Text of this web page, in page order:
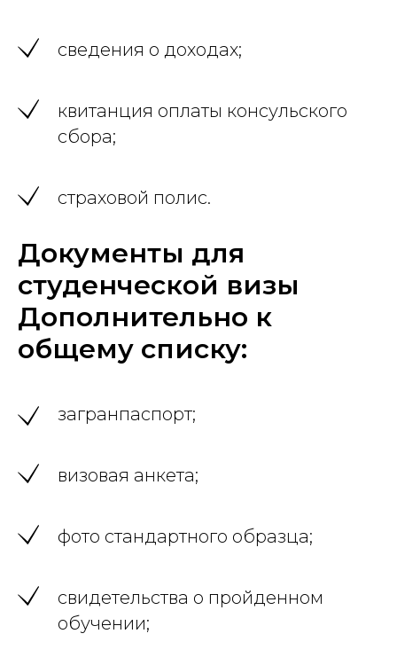
сведения о доходах;
квитанция оплаты консульского
сбора;
страховой полис.
Документы для
студенческой визы
Дополнительно к
общему списку:
загранпаспорт;
визовая анкета;
фото стандартного образца;
свидетельства о пройденном
обучении;